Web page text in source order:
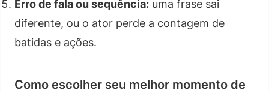
Erro de fala ou sequência: uma frase sai
diferente, ou o ator perde a contagem de
batidas e ações.
Como escolher seu melhor momento de